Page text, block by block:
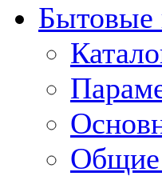
Бытовые
Общие